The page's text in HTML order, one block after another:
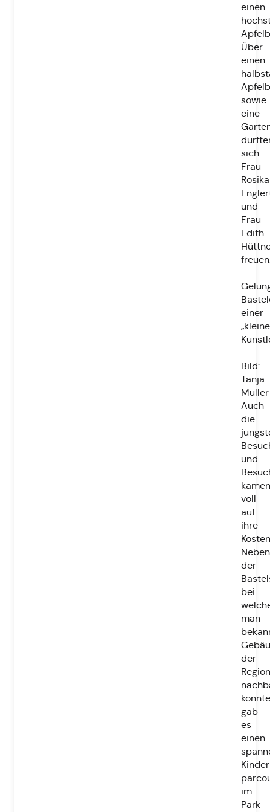
einen
Über
einen
sowie
eine
sich
Frau
Rosika
und
Frau
Edith
einer
-
Bild:
Tanja
Müller
Auch
die
und
kamen
voll
auf
ihre
Neben
der
bei
man
der
Region
gab
es
einen
im
Park